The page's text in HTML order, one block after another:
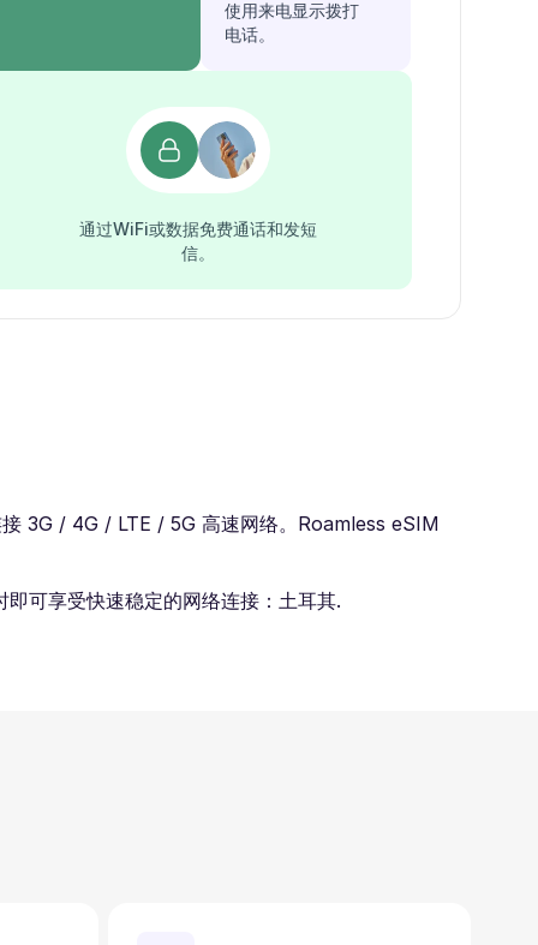
使用来电显示拨打
电话。
通过WiFi或数据免费通话和发短
信。
3G / 4G / LTE / 5G 高速网络。Roamless eSIM
可享受快速稳定的网络连接：土耳其.